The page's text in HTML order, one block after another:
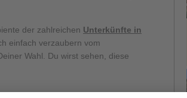
der zahlreichen Unterkünfte in
einfach verzaubern vom
Wahl. Du wirst sehen, diese